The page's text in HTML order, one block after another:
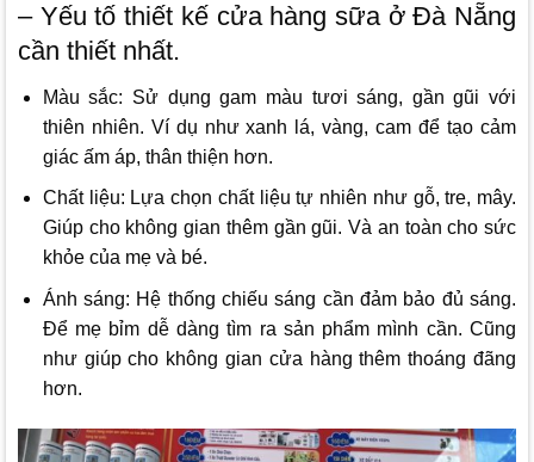
– Yếu tố thiết kế cửa hàng sữa ở Đà Nẵng
cần thiết nhất.
Màu sắc: Sử dụng gam màu tươi sáng, gần gũi với
thiên nhiên. Ví dụ như xanh lá, vàng, cam để tạo cảm
giác ấm áp, thân thiện hơn.
Chất liệu: Lựa chọn chất liệu tự nhiên như gỗ, tre, mây.
Giúp cho không gian thêm gần gũi. Và an toàn cho sức
khỏe của mẹ và bé.
Ánh sáng: Hệ thống chiếu sáng cần đảm bảo đủ sáng.
Để mẹ bỉm dễ dàng tìm ra sản phẩm mình cần. Cũng
như giúp cho không gian cửa hàng thêm thoáng đãng
hơn.